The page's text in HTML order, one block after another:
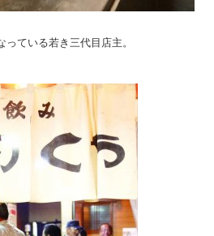
っている若き三代目店主。